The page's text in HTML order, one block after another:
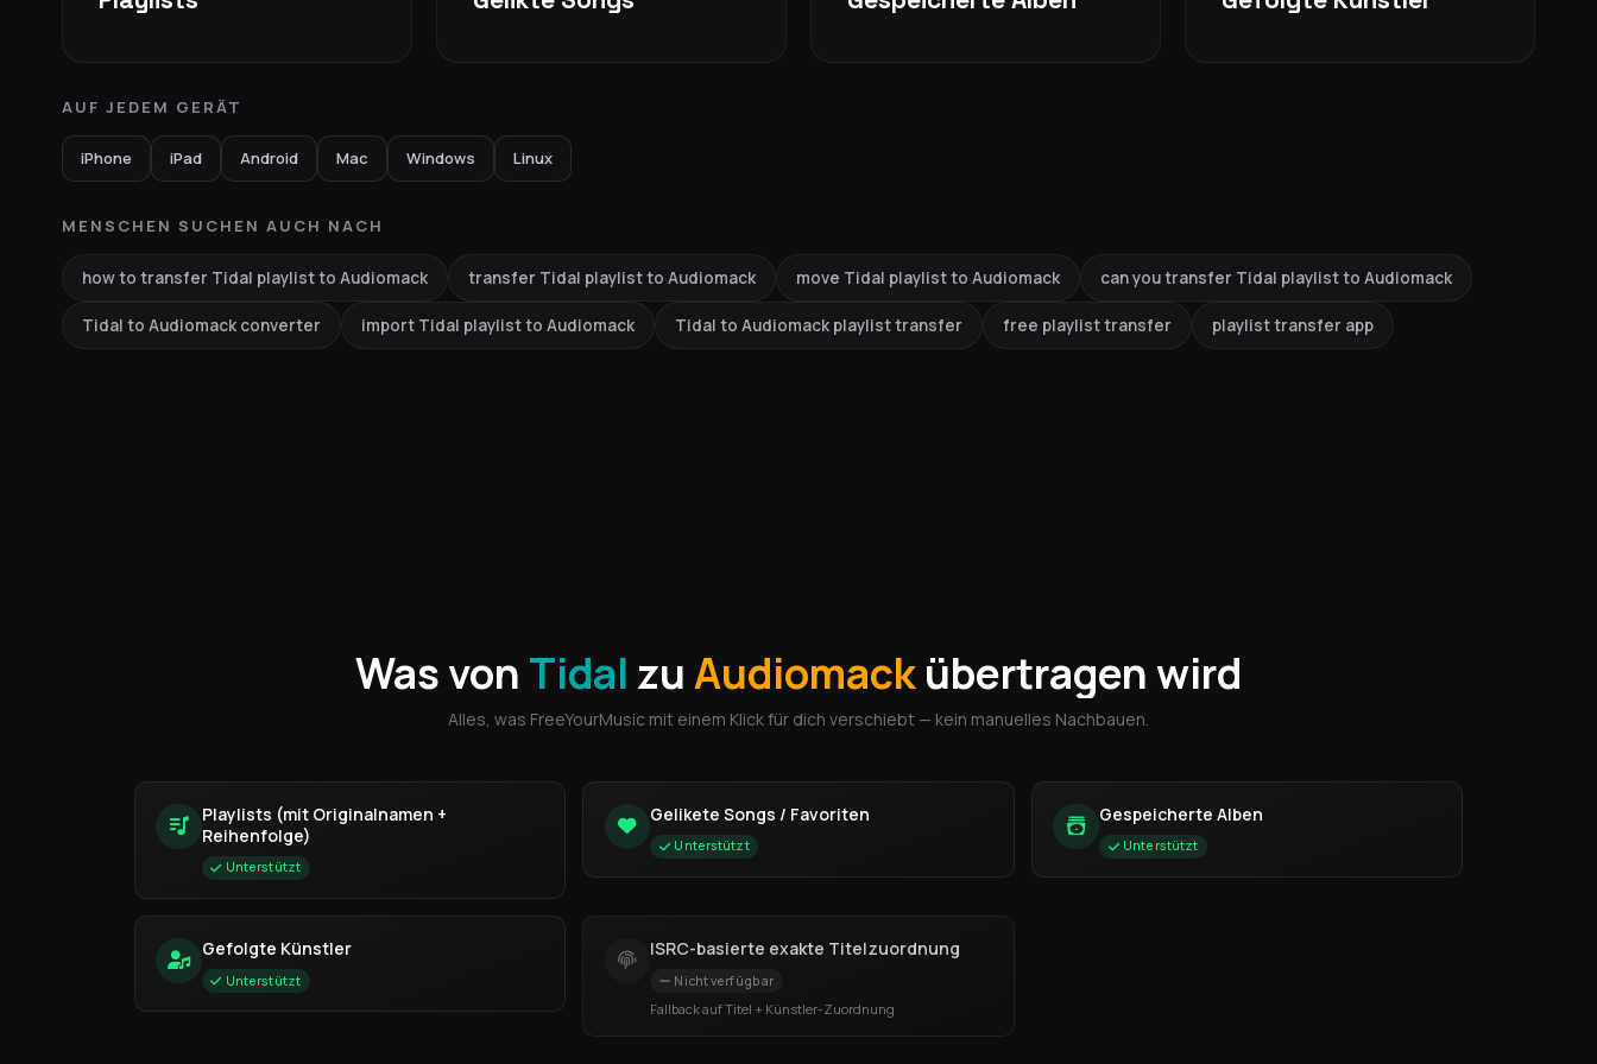
AUF JEDEM GERÄT
iPhone iPad Android Mac Windows Linux
MENSCHEN SUCHEN AUCH NACH
how to transfer Tidal playlist to Audiomack transfer Tidal playlist to Audiomack move Tidal playlist to Audiomack can you transfer Tidal playlist to Audiomack
Tidal to Audiomack converter import Tidal playlist to Audiomack Tidal to Audiomack playlist transfer free playlist transfer playlist transfer app
Was von Tidal zuAudiomackübertragen wird
Alles, was FreeYourMusic mit einem Klick für dich verschiebt — kein manuelles Nachbauen.
Playlists (mit Originalnamen +
Reihenfolge)
Unterstützt
Gelikete Songs / Favoriten
Unterstützt
Gespeicherte Alben
Unterstützt
Gefolgte Künstler
Unterstützt
ISRC-basierte exakte Titelzuordnung
Nicht verfügbar
Fallback auf Titel + Künstler-Zuordnung